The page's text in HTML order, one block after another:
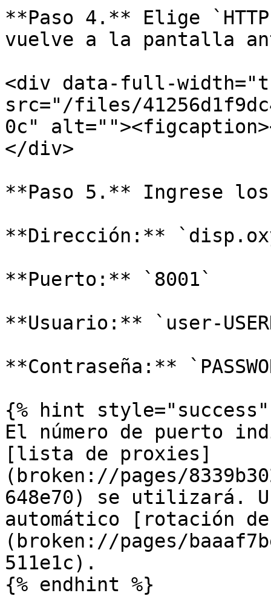
**Paso 4.** Elige
vuelve a la pantalla
<div data-full-
src="/files/
0c"
</div>
**Paso 5.** Ingrese
**Dirección:**
**Puerto:** `8001`
**Usuario:** `user-
**Contraseña:**
{% hint style="success"
El número de puerto
[lista de proxies]
(broken://pages/
648e70) se utilizará.
automático [rotación
(broken://pages/
511e1c).
{% endhint %}